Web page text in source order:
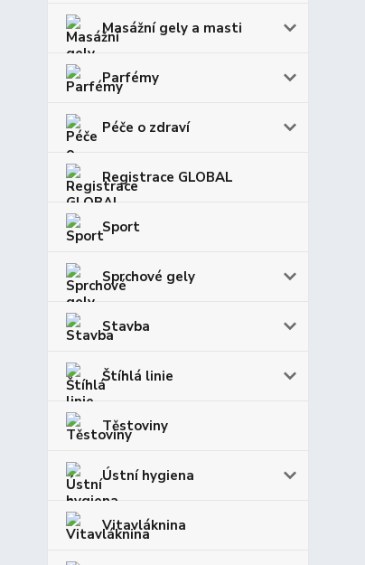
Masážní gely a masti
Parfémy
Péče o zdraví
Registrace GLOBAL
Sport
Sprchové gely
Stavba
Štíhlá linie
Těstoviny
Ústní hygiena
Vitavláknina